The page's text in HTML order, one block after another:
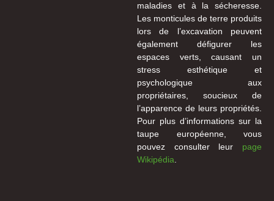
maladies et à la sécheresse.
Les monticules de terre produits
lors de l’excavation peuvent
également défigurer les
espaces verts, causant un
stress esthétique et
psychologique aux
propriétaires, soucieux de
l’apparence de leurs propriétés.
Pour plus d’informations sur la
taupe européenne, vous
pouvez consulter leur page
Wikipédia.